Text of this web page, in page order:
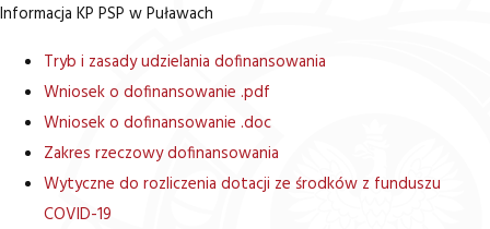
Informacja KP PSP w Puławach
Tryb i zasady udzielania dofinansowania
Wniosek o dofinansowanie .pdf
Wniosek o dofinansowanie .doc
Zakres rzeczowy dofinansowania
Wytyczne do rozliczenia dotacji ze środków z funduszu
COVID-19